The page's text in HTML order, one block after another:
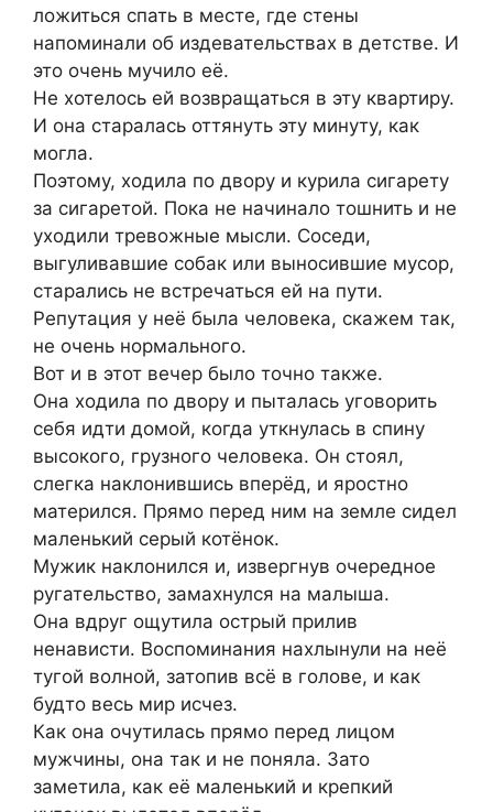
ложиться спать в месте, где стены
напоминали об издевательствах в детстве. И
это очень мучило её.
Не хотелось ей возвращаться в эту квартиру.
И она старалась оттянуть эту минуту, как
могла.
Поэтому, ходила по двору и курила сигарету
за сигаретой. Пока не начинало тошнить и не
уходили тревожные мысли. Соседи,
выгуливавшие собак или выносившие мусор,
старались не встречаться ей на пути.
Репутация у неё была человека, скажем так,
не очень нормального.
Вот и в этот вечер было точно также.
Она ходила по двору и пыталась уговорить
себя идти домой, когда уткнулась в спину
высокого, грузного человека. Он стоял,
слегка наклонившись вперёд, и яростно
матерился. Прямо перед ним на земле сидел
маленький серый котёнок.
Мужик наклонился и, извергнув очередное
ругательство, замахнулся на малыша.
Она вдруг ощутила острый прилив
ненависти. Воспоминания нахлынули на неё
тугой волной, затопив всё в голове, и как
будто весь мир исчез.
Как она очутилась прямо перед лицом
мужчины, она так и не поняла. Зато
заметила, как её маленький и крепкий